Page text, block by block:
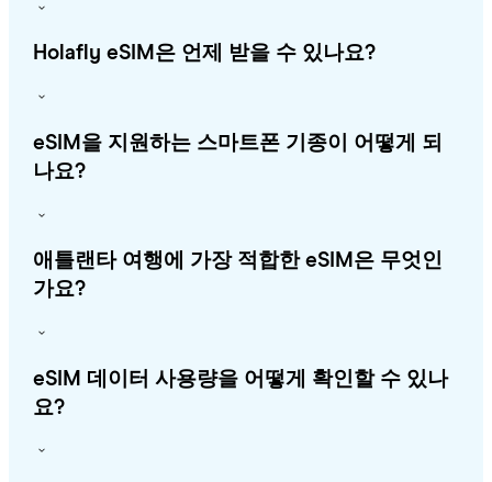
Holafly eSIM은 언제 받을 수 있나요?
eSIM을 지원하는 스마트폰 기종이 어떻게 되
나요?
애틀랜타 여행에 가장 적합한 eSIM은 무엇인
가요?
eSIM 데이터 사용량을 어떻게 확인할 수 있나
요?